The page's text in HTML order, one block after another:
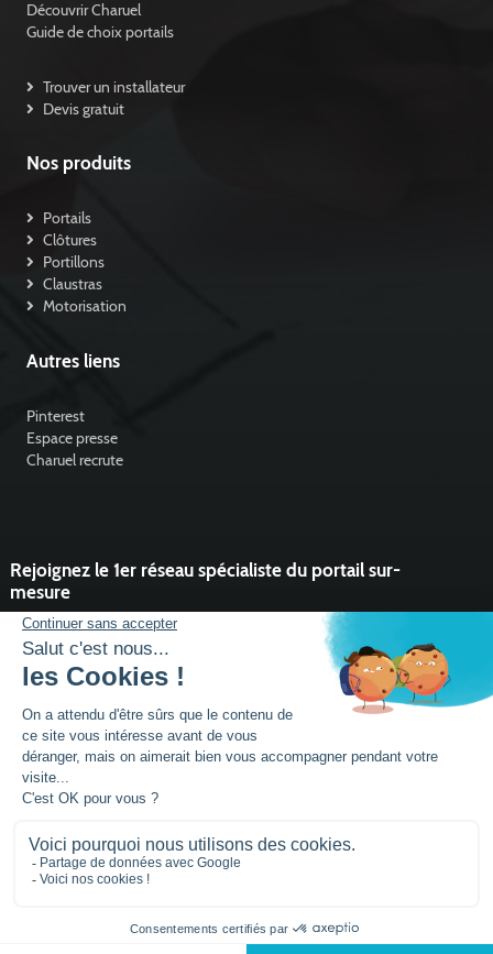
Découvrir Charuel
Guide de choix portails
Trouver un installateur
Devis gratuit
Nos produits
Portails
Clôtures
Portillons
Claustras
Motorisation
Autres liens
Pinterest
Espace presse
Charuel recrute
Rejoignez le 1er réseau spécialiste du portail sur-
mesure
Vous souhaitez développer l'activité portail de votre entreprise ?
Rejoindre un réseau dynamique, avec un service et des outils qui
font la différence ?
DEVENIR PARTENAIRE
Parc activités la Niel BP 2156920NOYAL-PONTIVY - FRANCE
95 60